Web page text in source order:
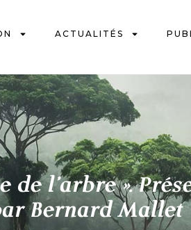
ACTUALITÉS
de l’arbre ».
Bernard Mallet